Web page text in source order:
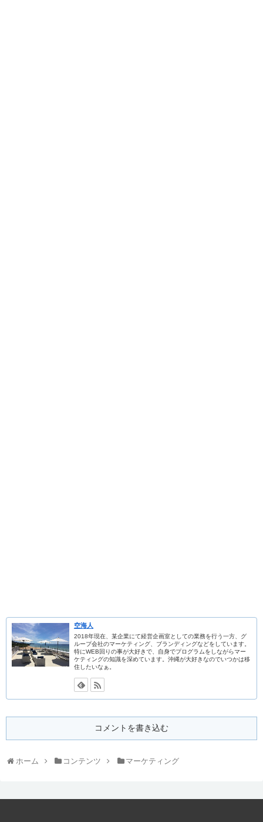
空海人
2018年現在、某企業にて経営企画室としての業務を行う一方、グ
ループ会社のマーケティング、ブランディングなどをしています。
特にWEB回りの事が大好きで、自身でプログラムをしながらマー
ケティングの知識を深めています。沖縄が大好きなのでいつかは移
住したいなぁ。
コメントを書き込む
ホーム コンテンツ マーケティング